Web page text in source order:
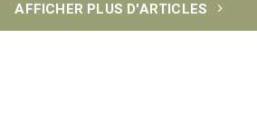
AFFICHER PLUS D'ARTICLES